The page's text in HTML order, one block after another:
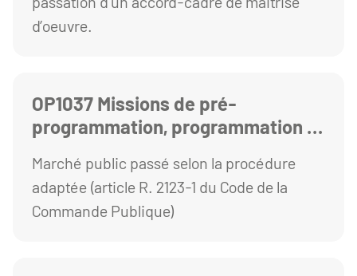
d’oeuvre.
OP1037 Missions de pré-
programmation, programmation et
Ecoles paramédicales et des
services de santé de l'UCA
Marché public passé selon la procédure
adaptée (article R. 2123-1 du Code de la
Commande Publique)